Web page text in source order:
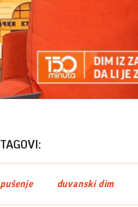
TAGOVI:
pušenje duvanski dim